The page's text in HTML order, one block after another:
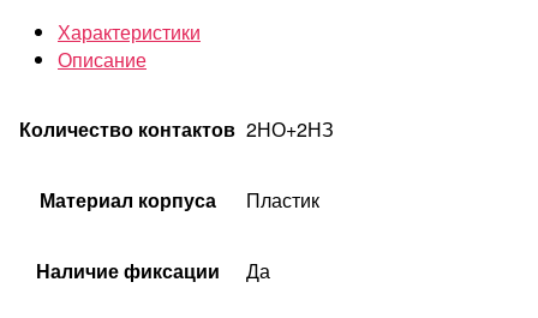
Характеристики
Описание
Количество контактов 2НО+2НЗ
Материал корпуса Пластик
Наличие фиксации Да